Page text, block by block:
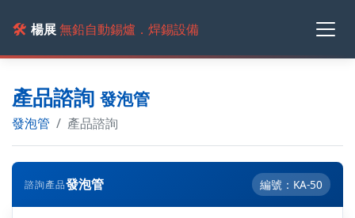
🛠️ 楊展無鉛自動錫爐．焊錫設備
產品諮詢 發泡管
發泡管 產品諮詢
諮詢產品發泡管 編號：KA-50